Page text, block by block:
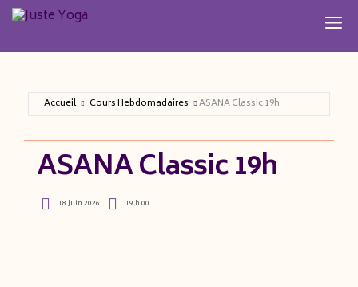
Aller
au
contenu
Accueil Cours Hebdomadaires ASANA Classic 19h
ASANA Classic 19h
18 Juin 2026 19 h 00